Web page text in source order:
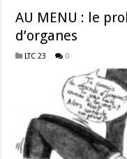
AU MENU : le
d’organes
LTC 23 0